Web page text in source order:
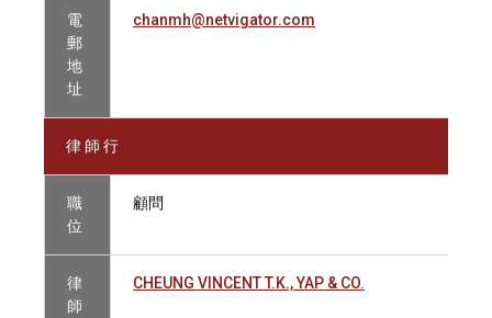
電
郵
地
址
chanmh@netvigator.com
律 師 行
職
位
顧問
律
師
CHEUNG VINCENT T.K., YAP & CO.